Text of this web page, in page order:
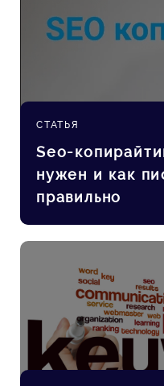
СТАТЬЯ
Seo-
нужен и как
правильно